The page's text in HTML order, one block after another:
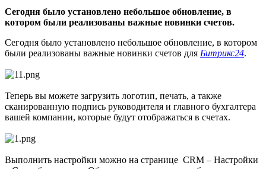
Сегодня было установлено небольшое обновление, в
котором были реализованы важные новинки счетов.
Сегодня было установлено небольшое обновление, в котором
были реализованы важные новинки счетов для Битрикс24.
Теперь вы можете загрузить логотип, печать, а также
сканированную подпись руководителя и главного бухгалтера
вашей компании, которые будут отображаться в счетах.
Выполнить настройки можно на странице CRM – Настройки